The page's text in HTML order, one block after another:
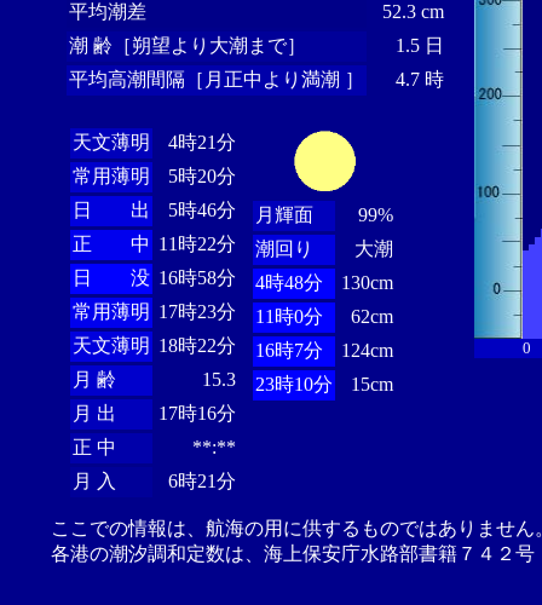
平均潮差
52.3 cm
潮 齢［朔望より大潮まで］
1.5 日
平均高潮間隔［月正中より満潮 ］
4.7 時
天文薄明
4時21分
常用薄明
5時20分
日 出
5時46分
正 中 11時22分
日 没 16時58分
常用薄明 17時23分
天文薄明 18時22分
月 齢
15.3
月 出
17時16分
正 中
**:**
月 入
6時21分
月輝面
99%
潮回り
大潮
4時48分
130cm
11時0分
62cm
16時7分
124cm
23時10分
15cm
0
ここでの情報は、航海の用に供するものではありませ
各港の潮汐調和定数は、海上保安庁水路部書籍７４２